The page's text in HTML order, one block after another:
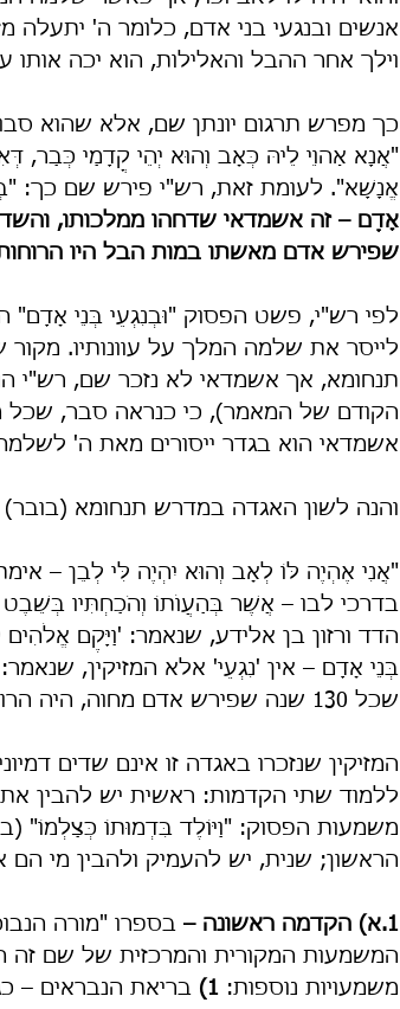
אנשים ובנגעי בני אדם, כלומר ה' יתעלה
וילך אחר ההבל והאלילות, הוא יכה אותו
כך מפרש תרגום יונתן שם, אלא שהוא
"אֲנָא אַהוֵי לֵיהּ כְּאָב וְהוּא יְהֵי קֳדָמַי כְּבַר,
אֱנָשָׁא". לעומת זאת, רש"י פירש שם כך:
אָדָם – זה אשמדאי שדחהו ממלכותו,
שפירש אדם מאשתו במות הבל היו הרוחות
לפי רש"י, פשט הפסוק "וּבְנִגְעֵי בְּנֵי
לייסר את שלמה המלך על עוונותיו.
תנחומא, אך אשמדאי לא נזכר שם, רש"י
הקודם של המאמר), כי כנראה סבר,
אשמדאי הוא בגדר ייסורים מאת ה'
והנה לשון האגדה במדרש תנחומא (בובר)
"אֲנִי אֶהְיֶה לּוֹ לְאָב וְהוּא יִהְיֶה לִּי לְבֵן –
בדרכי לבו – אֲשֶׁר בְּהַעֲו‍ֹתוֹ וְהֹכַחְתִּיו
הדד ורזון בן אלידע, שנאמר: 'וַיָּקֶם
בְּנֵי אָדָם – אין 'נִגְעֵי' אלא המזיקין,
שכל 130 שנה שפירש אדם מחוה, היה הרוחות באות אצלו ומתחממות ממנו, ומוליד מזיקין".
המזיקין שנזכרו באגדה זו אינם שדים
ללמוד שתי הקדמות: ראשית יש להבין
משמעות הפסוק: "וַיּוֹלֶד בִּדְמוּתוֹ כְּצַלְמוֹ"
הראשון; שנית, יש להעמיק ולהבין מי הם
1.א) הקדמה ראשונה – בספרו "מורה
המשמעות המקורית והמרכזית של שם זה
משמעויות נוספות: 1) בריאת הנבראים –